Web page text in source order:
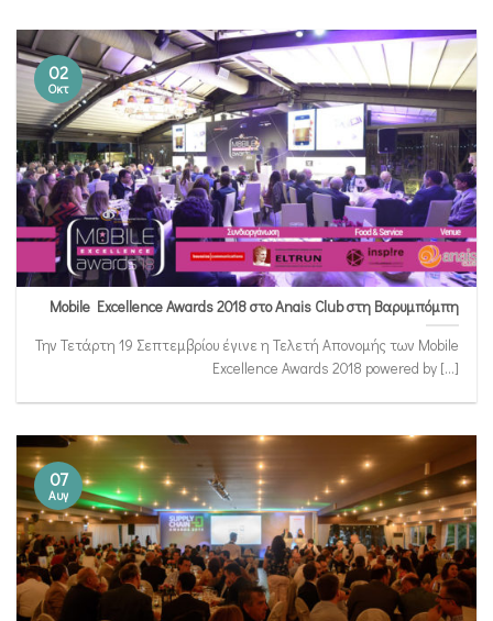
Mobile Excellence Awards 2018 στο Anais Club στη Βαρυμπόμπη
Την Τετάρτη 19 Σεπτεμβρίου έγινε η Τελετή Απονομής των Mobile
Excellence Awards 2018 powered by [...]
02
Οκτ
07
Αυγ